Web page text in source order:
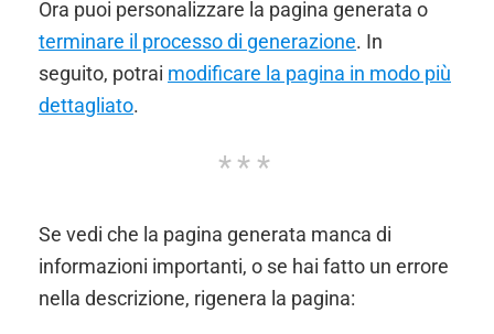
Ora puoi personalizzare la pagina generata o
terminare il processo di generazione. In
seguito, potrai modificare la pagina in modo più
dettagliato.
Se vedi che la pagina generata manca di
informazioni importanti, o se hai fatto un errore
nella descrizione, rigenera la pagina: